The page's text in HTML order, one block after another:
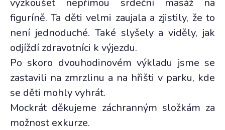
vyzkoušet nepřímou srdeční masáž na
figuríně. Ta děti velmi zaujala a zjistily, že to
není jednoduché. Také slyšely a viděly, jak
odjíždí zdravotníci k výjezdu.
Po skoro dvouhodinovém výkladu jsme se
zastavili na zmrzlinu a na hřišti v parku, kde
se děti mohly vyhrát.
Mockrát děkujeme záchranným složkám za
možnost exkurze.